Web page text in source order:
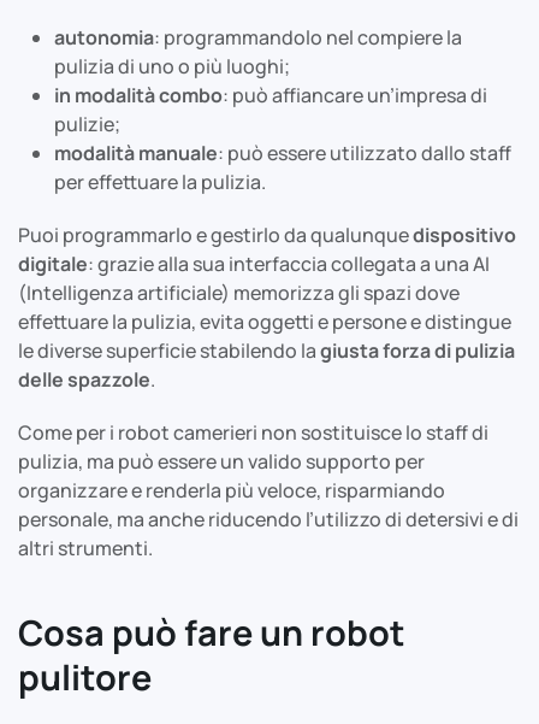
autonomia: programmandolo nel compiere la
pulizia di uno o più luoghi;
in modalità combo: può affiancare un’impresa di
pulizie;
modalità manuale: può essere utilizzato dallo staff
per effettuare la pulizia.
Puoi programmarlo e gestirlo da qualunquedispositivo
digitale: grazie alla sua interfaccia collegata a una AI
(Intelligenza artificiale) memorizza gli spazi dove
effettuare la pulizia, evita oggetti e persone e distingue
le diverse superficie stabilendo lagiusta forza di pulizia
delle spazzole.
Come per i robot camerieri non sostituisce lo staff di
pulizia, ma può essere un valido supporto per
organizzare e renderla più veloce, risparmiando
personale, ma anche riducendo l’utilizzo di detersivi e di
altri strumenti.
Cosa può fare un robot
pulitore